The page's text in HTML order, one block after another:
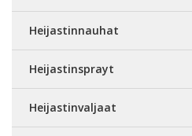
Heijastinnauhat
Heijastinsprayt
Heijastinvaljaat